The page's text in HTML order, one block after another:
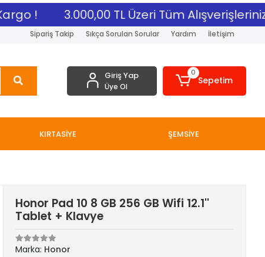
! 3.000,00 TL Üzeri Tüm
Sipariş Takip Sıkça Sorulan Sorular Yardım İletişim
Giriş Yap
Üye Ol
0
Sepetim
KIRTASİYE ŞEMSİYE
Honor Pad 10 8 GB 256 GB Wifi 12.1''
Tablet + Klavye
Marka: Honor